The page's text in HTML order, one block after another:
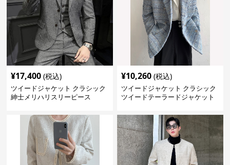
¥17,400 (税込)
ツイードジャケット クラシック
紳士メリハリスリーピース
¥10,260 (税込)
ツイードジャケット クラシック
ツイードテーラードジャケット